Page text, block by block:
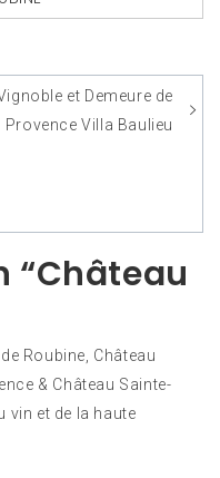
et Demeure de
Provence Villa Baulieu
“Château
Roubine, Château
& Château Sainte-
vin et de la haute